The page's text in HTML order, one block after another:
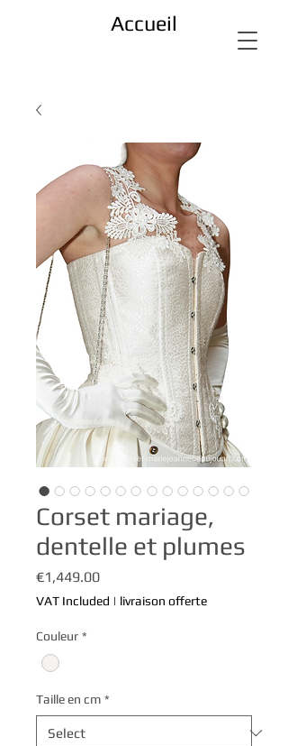
Accueil
Corset mariage,
dentelle et plumes
€1,449.00Price
VAT Included | livraison offerte
Couleur *
Taille en cm *